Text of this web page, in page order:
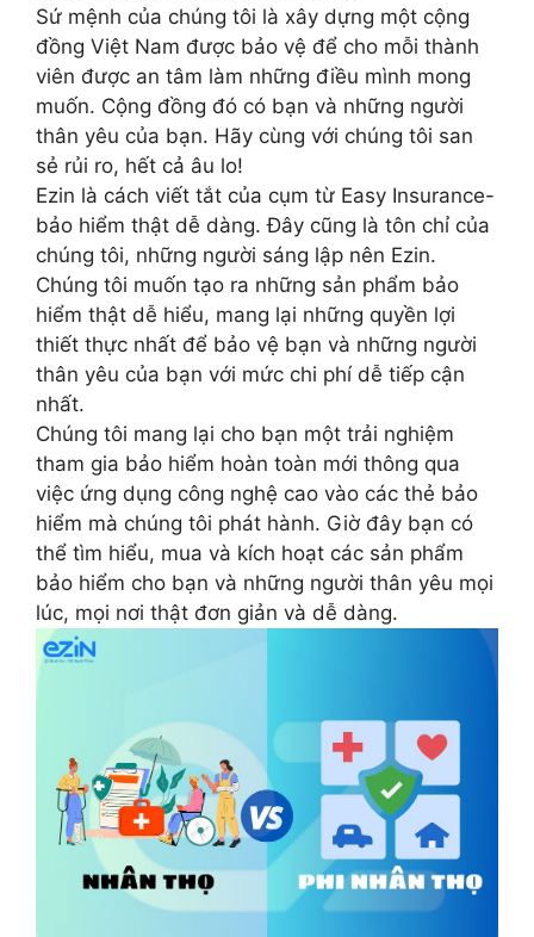
Sứ mệnh của chúng tôi là xây dựng một cộng
đồng Việt Nam được bảo vệ để cho mỗi thành
viên được an tâm làm những điều mình mong
muốn. Cộng đồng đó có bạn và những người
thân yêu của bạn. Hãy cùng với chúng tôi san
sẻ rủi ro, hết cả âu lo!
Ezin là cách viết tắt của cụm từ Easy Insurance-
bảo hiểm thật dễ dàng. Đây cũng là tôn chỉ của
chúng tôi, những người sáng lập nên Ezin.
Chúng tôi muốn tạo ra những sản phẩm bảo
hiểm thật dễ hiểu, mang lại những quyền lợi
thiết thực nhất để bảo vệ bạn và những người
thân yêu của bạn với mức chi phí dễ tiếp cận
nhất.
Chúng tôi mang lại cho bạn một trải nghiệm
tham gia bảo hiểm hoàn toàn mới thông qua
việc ứng dụng công nghệ cao vào các thẻ bảo
hiểm mà chúng tôi phát hành. Giờ đây bạn có
thể tìm hiểu, mua và kích hoạt các sản phẩm
bảo hiểm cho bạn và những người thân yêu mọi
lúc, mọi nơi thật đơn giản và dễ dàng.